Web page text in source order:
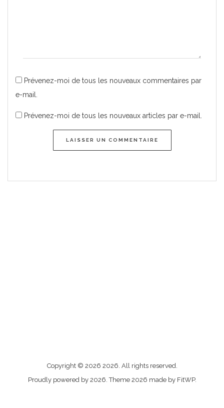
Prévenez-moi de tous les nouveaux commentaires par
e-mail.
Prévenez-moi de tous les nouveaux articles par e-mail.
LAISSER UN COMMENTAIRE
contacter
Copyright © 2026 2026. All rights reserved.
Proudly powered by 2026. Theme 2026 made by FitWP.